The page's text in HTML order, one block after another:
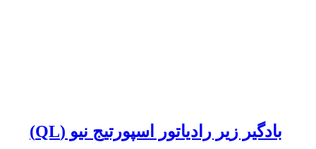
بادگیر زیر رادیاتور اسپورتیج نیو (QL)